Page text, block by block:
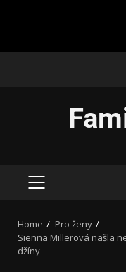
Home
Pro ženy
Sienna Millerová našla
džíny